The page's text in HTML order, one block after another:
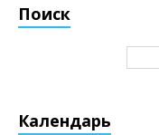
Поиск
Календарь